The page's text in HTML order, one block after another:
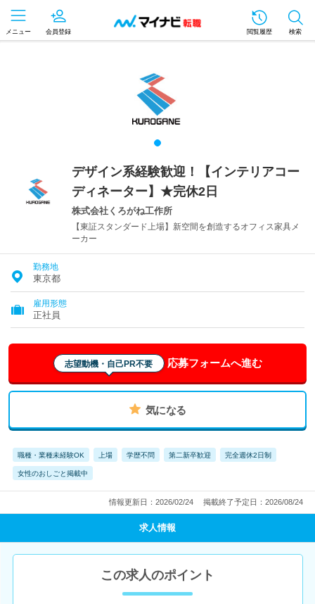
メニュー 会員登録 閲覧履歴 検索
デザイン系経験歓迎！【インテリアコー
ディネーター】★完休2日
株式会社くろがね工作所
【東証スタンダード上場】新空間を創造するオフィス家具メ
ーカー
勤務地
東京都
雇用形態
正社員
志望動機・自己PR不要 応募フォームへ進む
気になる
職種・業種未経験OK 上場 学歴不問 第二新卒歓迎 完全週休2日制
女性のおしごと掲載中
情報更新日：2026/02/24 掲載終了予定日：2026/08/24
求人情報
この求人のポイント